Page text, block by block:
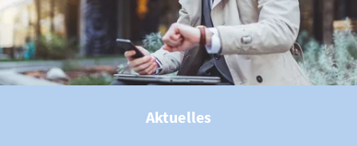
Aktuelles